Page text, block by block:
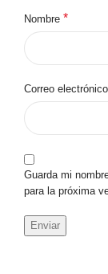
Nombre *
Correo electrónico
Guarda mi
para la próxima